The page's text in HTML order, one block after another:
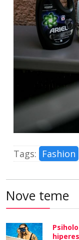
Tags: Fashion
Nove teme